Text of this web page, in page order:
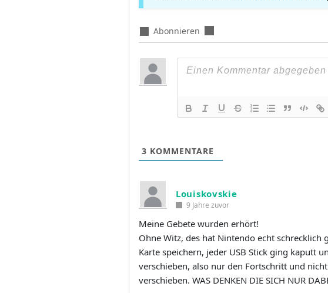
Abonnieren
3 KOMMENTARE
Louiskovskie
9 Jahre zuvor
Meine Gebete wurden erhört!
Ohne Witz, des hat Nintendo echt schrecklich
Karte speichern, jeder USB Stick ging kaputt
verschieben, also nur den Fortschritt und
verschieben. WAS DENKEN DIE SICH NUR